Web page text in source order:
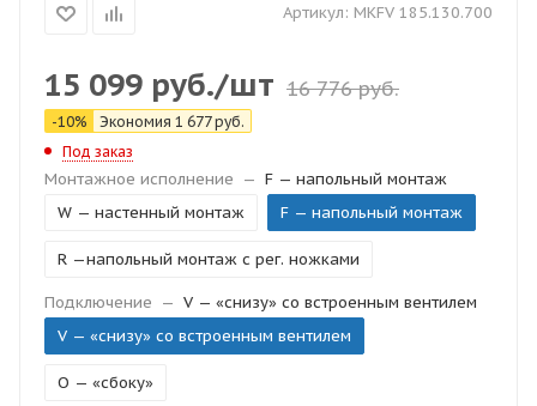
Артикул: MKFV 185.130.700
15 099 руб./шт 16 776руб.
-10% Экономия 1 677руб.
Под заказ
Монтажное исполнение — F — напольный монтаж
W — настенный монтаж
F — напольный монтаж
R —напольный монтаж с рег. ножками
Подключение — V — «снизу» со встроенным вентилем
V — «снизу» со встроенным вентилем
O — «сбоку»